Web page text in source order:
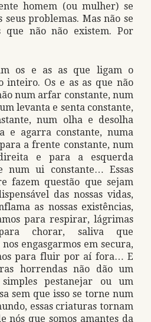
homem (ou mulher) se
problemas. Mas não se
que não não existem. Por
os e as as que ligam o
inteiro. Os e as as que não
num arfar constante, num
levanta e senta constante,
num olha e desolha
e agarra constante, numa
a frente constante, num
e para a esquerda
num ui constante… Essas
fazem questão que sejam
das nossas vidas,
as nossas existências,
para respirar, lágrimas
chorar, saliva que
engasgarmos em secura,
para fluir por aí fora… E
horrendas não dão um
pestanejar ou um
sem que isso se torne num
essas criaturas tornam
nós que somos amantes da